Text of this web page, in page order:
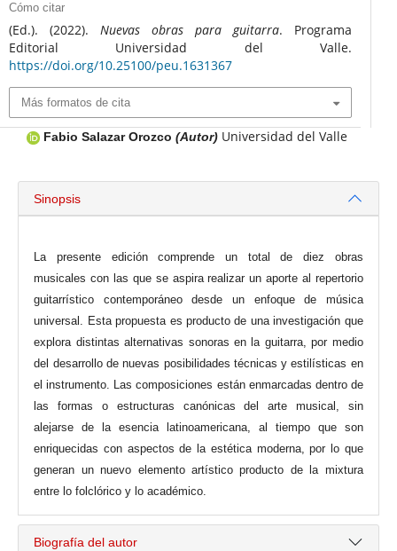
Cómo citar
(Ed.). (2022). Nuevas obras para guitarra. Programa
Editorial Universidad del Valle.
https://doi.org/10.25100/peu.1631367
Más formatos de cita
Fabio Salazar Orozco (Autor) Universidad del Valle
Sinopsis
La presente edición comprende un total de diez obras
musicales con las que se aspira realizar un aporte al repertorio
guitarrístico contemporáneo desde un enfoque de música
universal. Esta propuesta es producto de una investigación que
explora distintas alternativas sonoras en la guitarra, por medio
del desarrollo de nuevas posibilidades técnicas y estilísticas en
el instrumento. Las composiciones están enmarcadas dentro de
las formas o estructuras canónicas del arte musical, sin
alejarse de la esencia latinoamericana, al tiempo que son
enriquecidas con aspectos de la estética moderna, por lo que
generan un nuevo elemento artístico producto de la mixtura
entre lo folclórico y lo académico.
Biografía del autor